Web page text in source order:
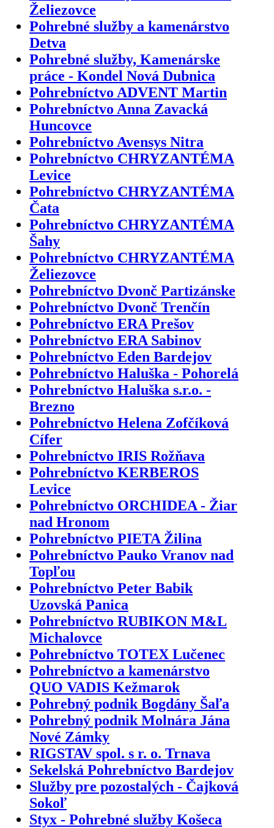
Želiezovce
Pohrebné služby a kamenárstvo
Detva
Pohrebné služby, Kamenárske
práce - Kondel Nová Dubnica
Pohrebníctvo ADVENT Martin
Pohrebníctvo Anna Zavacká
Huncovce
Pohrebníctvo Avensys Nitra
Pohrebníctvo CHRYZANTÉMA
Levice
Pohrebníctvo CHRYZANTÉMA
Čata
Pohrebníctvo CHRYZANTÉMA
Šahy
Pohrebníctvo CHRYZANTÉMA
Želiezovce
Pohrebníctvo Dvonč Partizánske
Pohrebníctvo Dvonč Trenčín
Pohrebníctvo ERA Prešov
Pohrebníctvo ERA Sabinov
Pohrebníctvo Eden Bardejov
Pohrebníctvo Haluška - Pohorelá
Pohrebníctvo Haluška s.r.o. -
Brezno
Pohrebníctvo Helena Zofčíková
Cífer
Pohrebníctvo IRIS Rožňava
Pohrebníctvo KERBEROS
Levice
Pohrebníctvo ORCHIDEA - Žiar
nad Hronom
Pohrebníctvo PIETA Žilina
Pohrebníctvo Pauko Vranov nad
Topľou
Pohrebníctvo Peter Babik
Uzovská Panica
Pohrebníctvo RUBIKON M&L
Michalovce
Pohrebníctvo TOTEX Lučenec
Pohrebníctvo a kamenárstvo
QUO VADIS Kežmarok
Pohrebný podnik Bogdány Šaľa
Pohrebný podnik Molnára Jána
Nové Zámky
RIGSTAV spol. s r. o. Trnava
Sekelská Pohrebníctvo Bardejov
Služby pre pozostalých - Čajková
Sokoľ
Styx - Pohrebné služby Košeca